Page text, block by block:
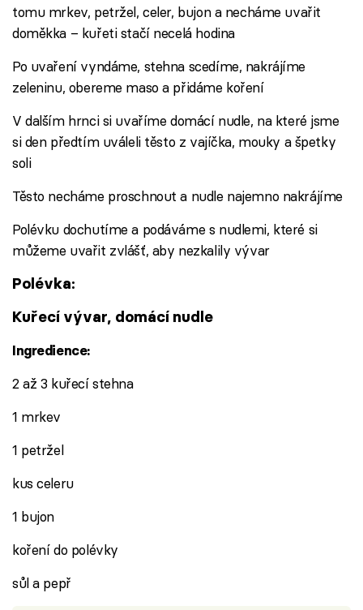
tomu mrkev, petržel, celer, bujon a necháme uvařit
doměkka – kuřeti stačí necelá hodina
Po uvaření vyndáme, stehna scedíme, nakrájíme
zeleninu, obereme maso a přidáme koření
V dalším hrnci si uvaříme domácí nudle, na které jsme
si den předtím uváleli těsto z vajíčka, mouky a špetky
soli
Těsto necháme proschnout a nudle najemno nakrájíme
Polévku dochutíme a podáváme s nudlemi, které si
můžeme uvařit zvlášť, aby nezkalily vývar
Polévka:
Kuřecí vývar, domácí nudle
Ingredience:
2 až 3 kuřecí stehna
1 mrkev
1 petržel
kus celeru
1 bujon
koření do polévky
sůl a pepř